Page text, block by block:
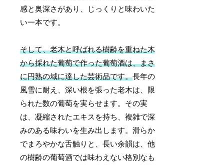
感と奥深さがあり、じっくりと味わいた
い一本です。
そして、老木と呼ばれる樹齢を重ねた木
から採れた葡萄で作った葡萄酒は、まさ
に円熟の域に達した芸術品です。長年の
風雪に耐え、深い根を張った老木は、限
られた数の葡萄を実らせます。その実
は、凝縮されたエキスを持ち、複雑で深
みのある味わいを生み出します。滑らか
でまろやかな舌触りと、長い余韻は、他
の樹齢の葡萄酒では味わえない格別なも